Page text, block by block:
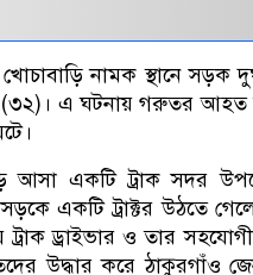
নামক স্থানে সড়ক
(৩২)। এ ঘটনায় গরুতর আহত
আসা একটি ট্রাক সদর
একটি ট্রাক্টর উঠতে গেলে
ড্রাইভার ও তার
উদ্ধার করে ঠাকুরগাঁও